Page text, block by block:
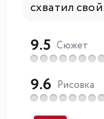
схватил
9.5 Сюжет
9.6 Рисовка